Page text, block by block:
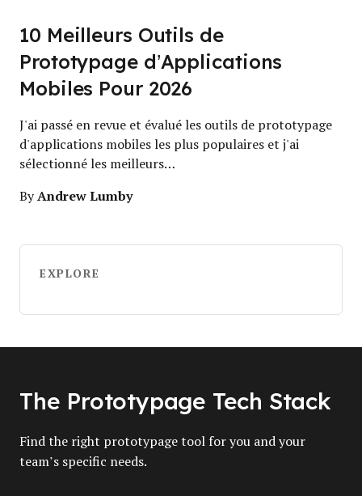
10 Meilleurs Outils de
Prototypage d’Applications
Mobiles Pour 2026
J'ai passé en revue et évalué les outils de prototypage
d'applications mobiles les plus populaires et j'ai
sélectionné les meilleurs…
ByAndrew Lumby
EXPLORE
The Prototypage Tech Stack
Find the right prototypage tool for you and your
team’s specific needs.